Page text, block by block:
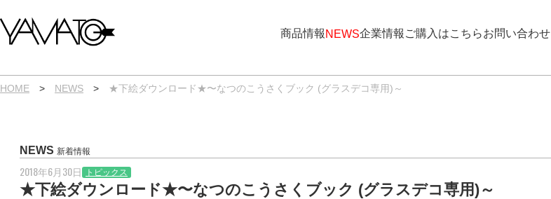
容
を
ッ
プ
商品情報 NEWS企業情報 ご購入はこちらお問い合わせ
HOME > NEWS > ★下絵ダウンロード★〜なつのこうさくブック (グラスデコ専用)～
NEWS 新着情報
2018年6月30日 トピックス
★下絵ダウンロード★〜なつのこうさくブック (グラスデコ専用)～